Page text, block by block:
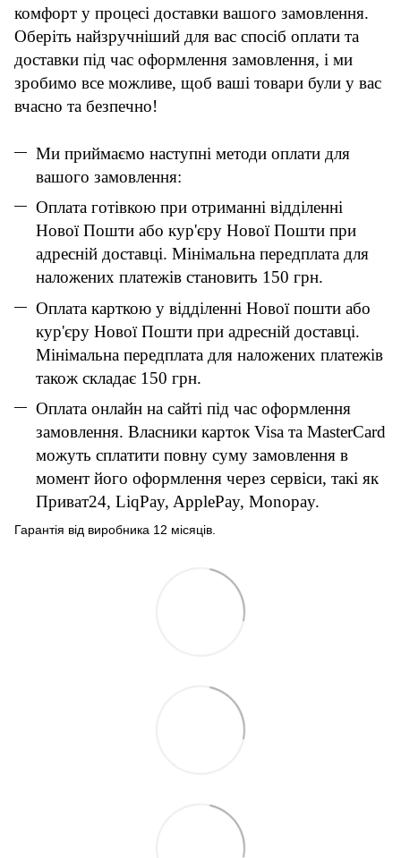
комфорт у процесі доставки вашого замовлення.
Оберіть найзручніший для вас спосіб оплати та
доставки під час оформлення замовлення, і ми
зробимо все можливе, щоб ваші товари були у вас
вчасно та безпечно!
Ми приймаємо наступні методи оплати для
вашого замовлення:
Оплата готівкою при отриманні відділенні
Нової Пошти або кур'єру Нової Пошти при
адресній доставці. Мінімальна передплата для
наложених платежів становить 150 грн.
Оплата карткою у відділенні Нової пошти або
кур'єру Нової Пошти при адресній доставці.
Мінімальна передплата для наложених платежів
також складає 150 грн.
Оплата онлайн на сайті під час оформлення
замовлення. Власники карток Visa та MasterCard
можуть сплатити повну суму замовлення в
момент його оформлення через сервіси, такі як
Приват24, LiqPay, ApplePay, Monopay.
Гарантія від виробника 12 місяців.